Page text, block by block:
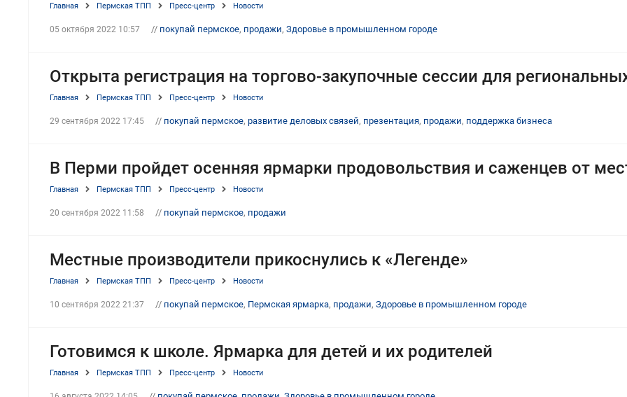
Главная Пермская ТПП Пресс-центр Новости
05 октября 2022 10:57 // покупай пермское, продажи, Здоровье в промышленном городе
Открыта регистрация на торгово-закупочные сессии для
Главная Пермская ТПП Пресс-центр Новости
29 сентября 2022 17:45 // покупай пермское, развитие деловых связей, презентация, продажи, поддержка бизнеса
В Перми пройдет осенняя ярмарки продовольствия и саженцев от
Главная Пермская ТПП Пресс-центр Новости
20 сентября 2022 11:58 // покупай пермское, продажи
Местные производители прикоснулись к «Легенде»
Главная Пермская ТПП Пресс-центр Новости
10 сентября 2022 21:37 // покупай пермское, Пермская ярмарка, продажи, Здоровье в промышленном городе
Готовимся к школе. Ярмарка для детей и их родителей
Главная Пермская ТПП Пресс-центр Новости